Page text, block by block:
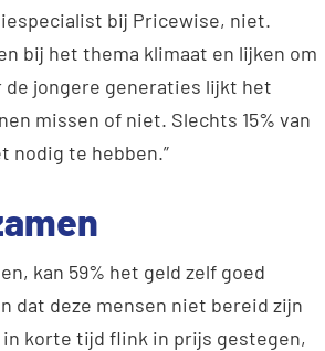
bij Pricewise, niet.
bij het thema klimaat en lijken om
de jongere generaties lijkt het
missen of niet. Slechts 15% van
nodig te hebben.”
kan 59% het geld zelf goed
dat deze mensen niet bereid zijn
in korte tijd flink in prijs gestegen,